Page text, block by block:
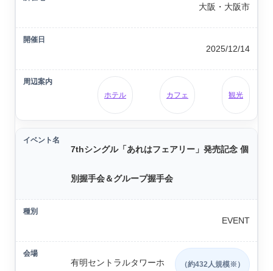
大阪・大阪市
2025/12/14
ホテル カフェ 観光
7thシングル「あれはフェアリー」発売記念 個
別握手会＆グループ握手会
EVENT
有明セントラルタワーホ （約432人規模※）